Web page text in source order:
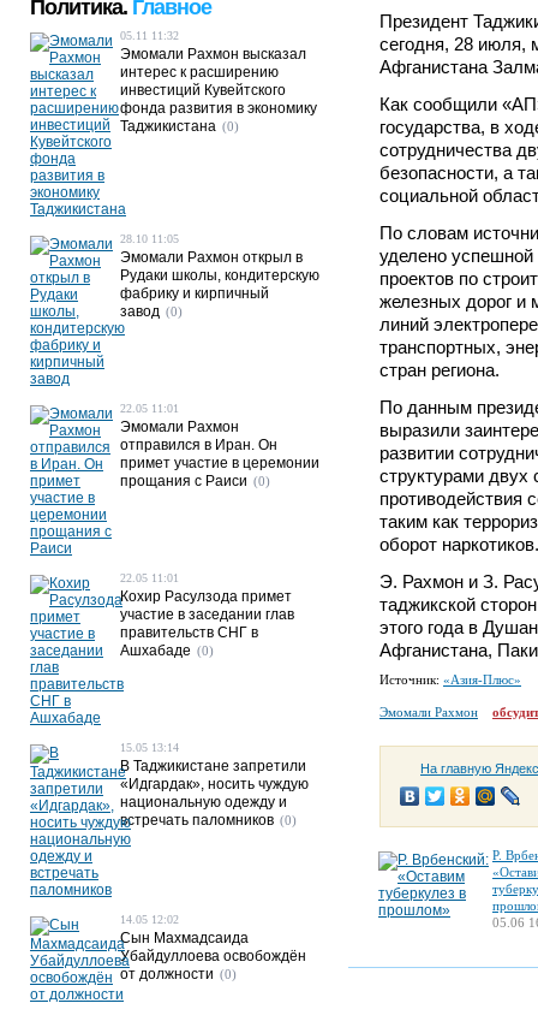
Президент
сегодня, 28 июля,
Афганистана
Как сообщили
государства, в
сотрудничества
безопасности, а
социальной
По словам
уделено успешной
проектов по
железных дорог и
линий
транспортных,
стран региона.
По данным
выразили
развитии
структурами двух
противодействия
таким как
оборот наркотиков.
Э. Рахмон и З.
таджикской
этого года в
Афганистана,
Источник: «Азия-Плюс»
Эмомали Рахмон
На главную
Р.
05.06
Политика. Главное
05.11 11:32
Эмомали Рахмон высказал
интерес к расширению
инвестиций Кувейтского
фонда развития в экономику
Таджикистана (0)
28.10 11:05
Эмомали Рахмон открыл в
Рудаки школы, кондитерскую
фабрику и кирпичный
завод (0)
22.05 11:01
Эмомали Рахмон
отправился в Иран. Он
примет участие в церемонии
прощания с Раиси (0)
22.05 11:01
Кохир Расулзода примет
участие в заседании глав
правительств СНГ в
Ашхабаде (0)
15.05 13:14
В Таджикистане запретили
«Идгардак», носить чуждую
национальную одежду и
встречать паломников (0)
14.05 12:02
Сын Махмадсаида
Убайдуллоева освобождён
от должности (0)